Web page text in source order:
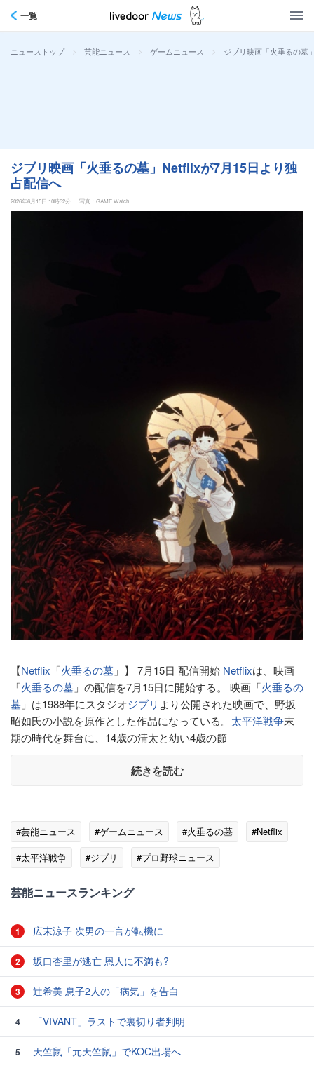
一覧
ニューストップ > 芸能ニュース > ゲームニュース > ジブリ映画「火垂るの墓
ジブリ映画「火垂るの墓」Netflixが7月15日より独
占配信へ
2026年6月15日 10時32分 写真：GAME Watch
【Netflix 「火垂るの墓 」】 7月15日 配信開始 Netflixは、映画
「火垂るの墓 」の配信を7月15日に開始する。 映画「火垂るの
墓 」は1988年にスタジオジブリ より公開された映画で、野坂
昭如氏の小説を原作とした作品になっている。 太平洋戦争末
期の時代を舞台に、14歳の清太と幼い4歳の節
続きを読む
#芸能ニュース #ゲームニュース #火垂るの墓
#Netflix
#太平洋戦争
#ジブリ #プロ野球ニュース
芸能ニュースランキング
1 広末涼子 次男の一言が転機に
2 坂口杏里が逃亡 恩人に不満も?
3 辻希美 息子2人の「病気」を告白
4 「VIVANT」ラストで裏切り者判明
5
天竺鼠「元天竺鼠」でKOC出場へ